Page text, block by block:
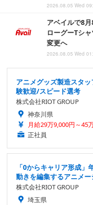
2026.08.05 Wed
アベイルで8
ローグーTシ
変更へ
2026.08.05 Wed
アニメグッズ製造スタ
験歓迎/スピード選考
株式会社RIOT GROUP
神奈川県
月給29万9,000円～45
正社員
「0からキャリア形成
動きを編集するアニメ
株式会社RIOT GROUP
埼玉県